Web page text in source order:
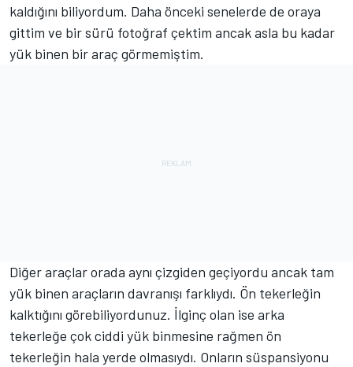
kaldığını biliyordum. Daha önceki senelerde de oraya
gittim ve bir sürü fotoğraf çektim ancak asla bu kadar
yük binen bir araç görmemiştim.
Diğer araçlar orada aynı çizgiden geçiyordu ancak tam
yük binen araçların davranışı farklıydı. Ön tekerleğin
kalktığını görebiliyordunuz. İlginç olan ise arka
tekerleğe çok ciddi yük binmesine rağmen ön
tekerleğin hala yerde olmasıydı. Onların süspansiyonu